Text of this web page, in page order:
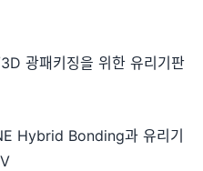
광패키징을 위한 유리기판
Hybrid Bonding과 유리기